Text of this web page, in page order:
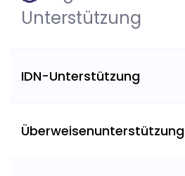
Unterstützung
IDN-Unterstützung
Überweisenunterstützung